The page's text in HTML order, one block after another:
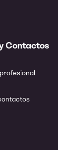
Contactos